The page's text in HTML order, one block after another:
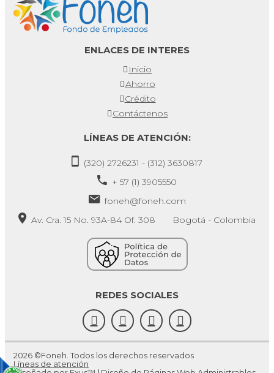
ENLACES DE INTERES
Inicio
Ahorro
Crédito
Contáctenos
LÍNEAS DE ATENCIÓN:
(320) 2726231 - (312) 3630817
+ 57 (1) 3905550
foneh@foneh.com
Av. Cra. 15 No. 93A-84 Of. 308 Bogotá - Colombia
REDES SOCIALES
2026 ©Foneh. Todos los derechos reservados
Líneas de atención